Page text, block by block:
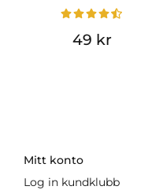
49 kr
Mitt konto
Log in kundklubb